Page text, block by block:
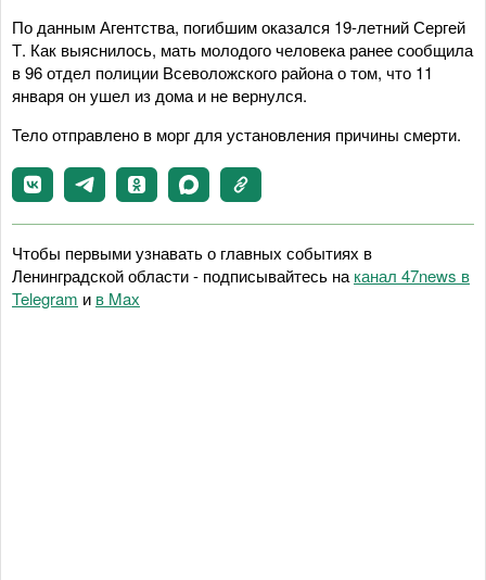
По данным Агентства, погибшим оказался 19-летний Сергей
Т. Как выяснилось, мать молодого человека ранее сообщила
в 96 отдел полиции Всеволожского района о том, что 11
января он ушел из дома и не вернулся.
Тело отправлено в морг для установления причины смерти.
Чтобы первыми узнавать о главных событиях в
Ленинградской области - подписывайтесь на канал 47news в
Telegram и в Maх